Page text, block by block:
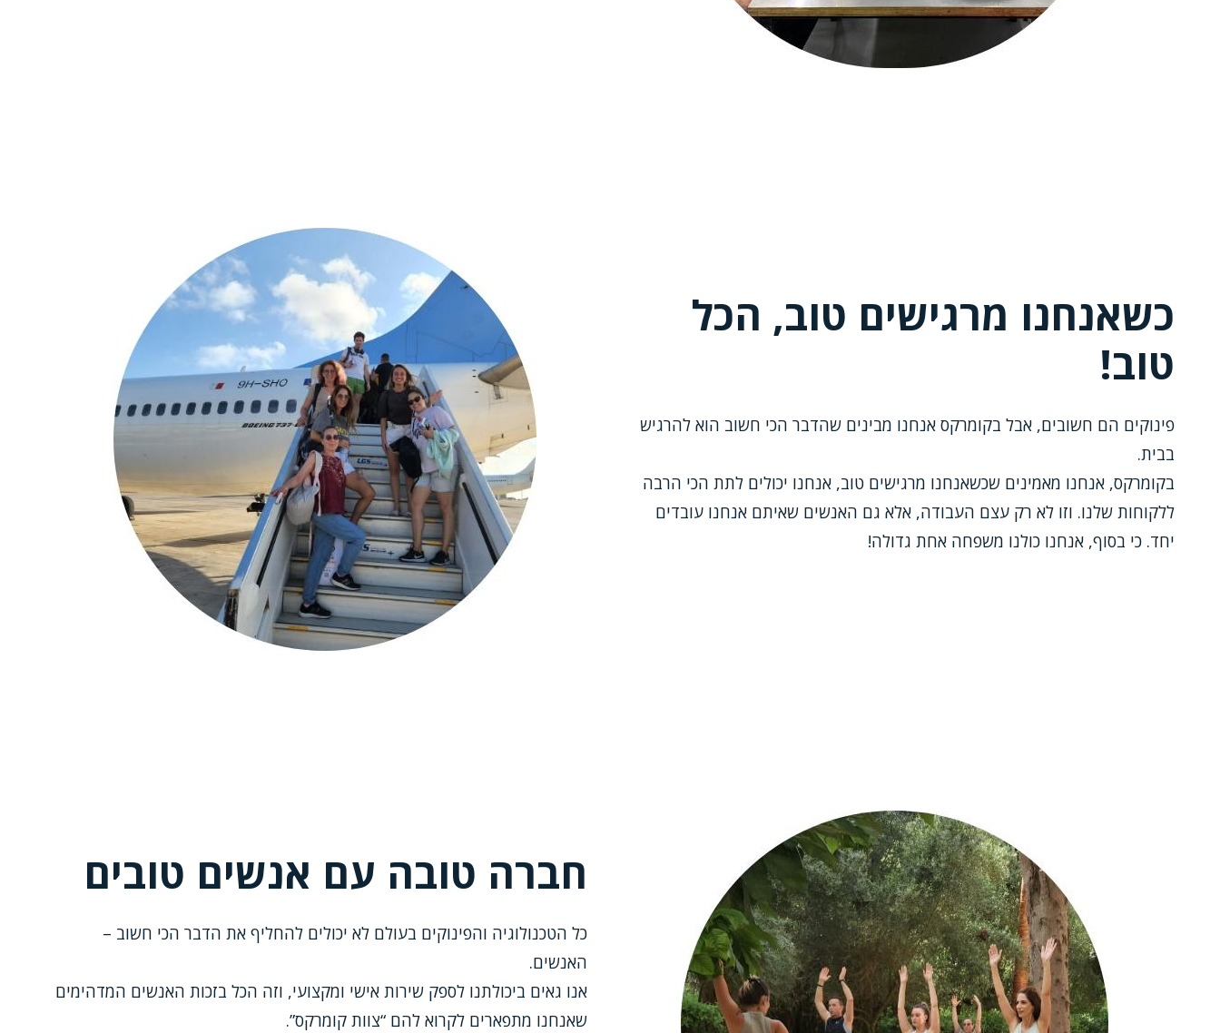
כשאנחנו מרגישים טוב, הכל
טוב!
פינוקים הם חשובים, אבל בקומרקס אנחנו מבינים שהדבר הכי חשוב הוא להרגיש
בבית.
בקומרקס, אנחנו מאמינים שכשאנחנו מרגישים טוב, אנחנו יכולים לתת הכי הרבה
ללקוחות שלנו. וזו לא רק עצם העבודה, אלא גם האנשים שאיתם אנחנו עובדים
יחד. כי בסוף, אנחנו כולנו משפחה אחת גדולה!
חברה טובה עם אנשים טובים
כל הטכנולוגיה והפינוקים בעולם לא יכולים להחליף את הדבר הכי חשוב –
האנשים.
אנו גאים ביכולתנו לספק שירות אישי ומקצועי, וזה הכל בזכות האנשים המדהימים
שאנחנו מתפארים לקרוא להם “צוות קומרקס”.